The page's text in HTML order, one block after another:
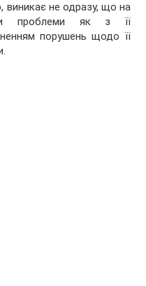
виникає не одразу, що на
проблеми як з її
порушень щодо її